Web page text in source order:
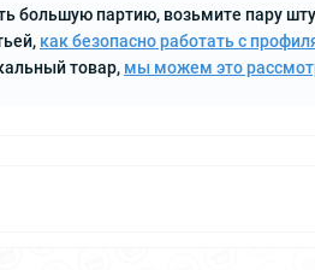
большую партию, возьмите пару
как безопасно работать с
товар, мы можем это